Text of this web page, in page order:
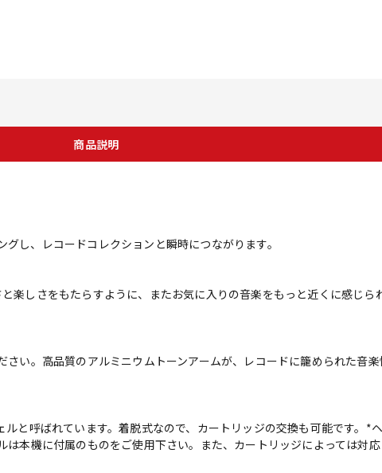
商品説明
し、レコードコレクションと瞬時につながります。
楽しさをもたらすように、またお気に入りの音楽をもっと近くに感じら
い。高品質のアルミニウムトーンアームが、レコードに籠められた音
と呼ばれています。着脱式なので、カートリッジの交換も可能です。*
本機に付属のものをご使用下さい。また、カートリッジによっては対